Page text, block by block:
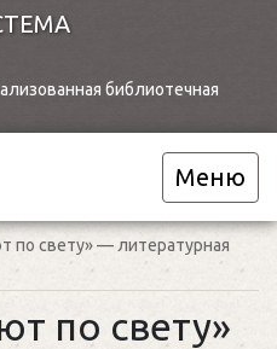
библиотечная
Меню
по свету» — литературная
по свету»